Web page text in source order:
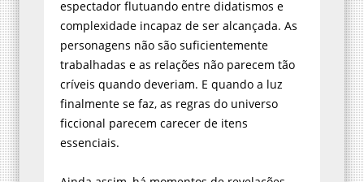
espectador flutuando entre didatismos e
complexidade incapaz de ser alcançada. As
personagens não são suficientemente
trabalhadas e as relações não parecem tão
críveis quando deveriam. E quando a luz
finalmente se faz, as regras do universo
ficcional parecem carecer de itens
essenciais.